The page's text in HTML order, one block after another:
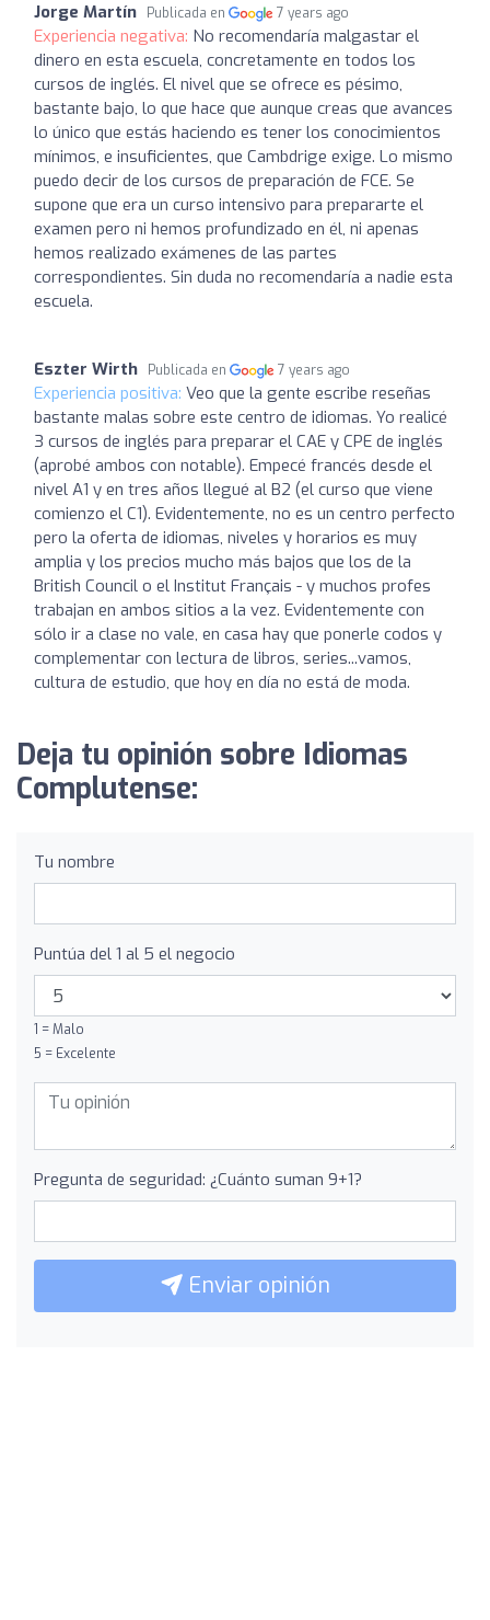
Jorge Martín Publicada en 7 years ago
Experiencia negativa: No recomendaría malgastar el
dinero en esta escuela, concretamente en todos los
cursos de inglés. El nivel que se ofrece es pésimo,
bastante bajo, lo que hace que aunque creas que avances
lo único que estás haciendo es tener los conocimientos
mínimos, e insuficientes, que Cambdrige exige. Lo mismo
puedo decir de los cursos de preparación de FCE. Se
supone que era un curso intensivo para prepararte el
examen pero ni hemos profundizado en él, ni apenas
hemos realizado exámenes de las partes
correspondientes. Sin duda no recomendaría a nadie esta
escuela.
Eszter Wirth Publicada en 7 years ago
Experiencia positiva: Veo que la gente escribe reseñas
bastante malas sobre este centro de idiomas. Yo realicé
3 cursos de inglés para preparar el CAE y CPE de inglés
(aprobé ambos con notable). Empecé francés desde el
nivel A1 y en tres años llegué al B2 (el curso que viene
comienzo el C1). Evidentemente, no es un centro perfecto
pero la oferta de idiomas, niveles y horarios es muy
amplia y los precios mucho más bajos que los de la
British Council o el Institut Français - y muchos profes
trabajan en ambos sitios a la vez. Evidentemente con
sólo ir a clase no vale, en casa hay que ponerle codos y
complementar con lectura de libros, series...vamos,
cultura de estudio, que hoy en día no está de moda.
Deja tu opinión sobre Idiomas
Complutense:
Tu nombre
Puntúa del 1 al 5 el negocio
1 = Malo
5 = Excelente
Pregunta de seguridad: ¿Cuánto suman 9+1?
Enviar opinión